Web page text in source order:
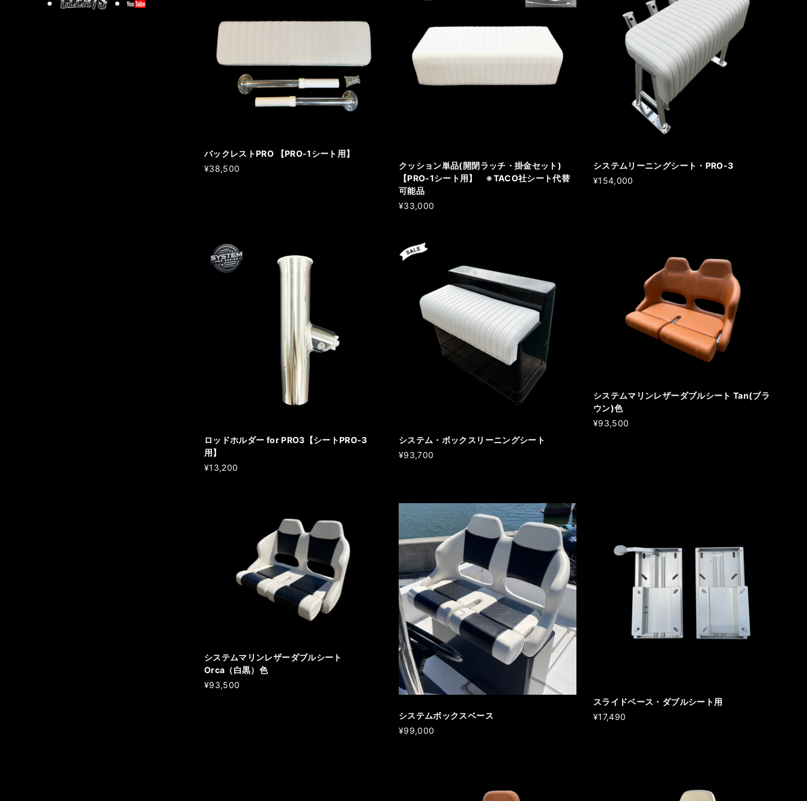
バックレストPRO 【PRO-1シート用】
¥38,500
クッション単品(開閉ラッチ・掛金セット)
【PRO-1シート用】 ※TACO社シート代替
可能品
¥33,000
システムリーニングシート・PRO-3
¥154,000
ロッドホルダー for PRO3【シートPRO-3
用】
¥13,200
システム・ボックスリーニングシート
¥93,700
システムマリンレザーダブルシート Tan(ブラ
ウン)色
¥93,500
システムマリンレザーダブルシート
Orca（白黒）色
¥93,500
システムボックスベース
¥99,000
スライドベース・ダブルシート用
¥17,490